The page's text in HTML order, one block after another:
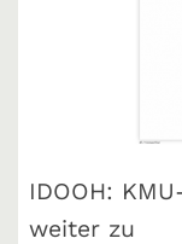
IDOOH:
weiter zu